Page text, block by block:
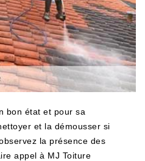
bon état et pour sa
et la démousser si
la présence des
appel à MJ Toiture